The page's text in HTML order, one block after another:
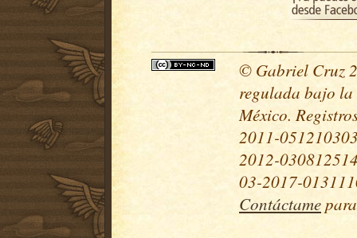
© Gabriel Cruz
regulada bajo la
México.
2011-
2012-
03-2017-
Contáctame